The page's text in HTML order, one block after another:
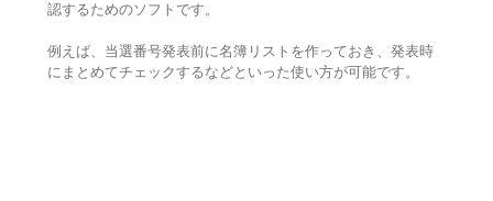
認するためのソフトです。
例えば、当選番号発表前に名簿リストを作っておき、発表時
にまとめてチェックするなどといった使い方が可能です。